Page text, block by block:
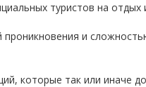
туристов на отдых
проникновения и
которые так или иначе